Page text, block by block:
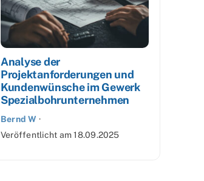
Analyse der
Projektanforderungen und
Kundenwünsche im Gewerk
Spezialbohrunternehmen
Bernd W ·
Veröffentlicht am18.09.2025